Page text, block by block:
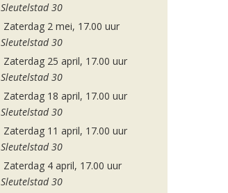
Sleutelstad 30
Zaterdag 2 mei, 17.00 uur
Sleutelstad 30
Zaterdag 25 april, 17.00 uur
Sleutelstad 30
Zaterdag 18 april, 17.00 uur
Sleutelstad 30
Zaterdag 11 april, 17.00 uur
Sleutelstad 30
Zaterdag 4 april, 17.00 uur
Sleutelstad 30